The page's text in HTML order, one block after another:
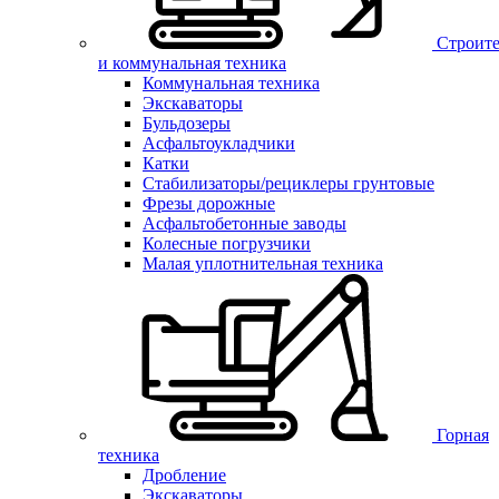
и коммунальная техника
Коммунальная техника
Экскаваторы
Бульдозеры
Асфальтоукладчики
Катки
Стабилизаторы/рециклеры грунтовые
Фрезы дорожные
Асфальтобетонные заводы
Колесные погрузчики
Малая уплотнительная техника
Горная
техника
Дробление
Экскаваторы